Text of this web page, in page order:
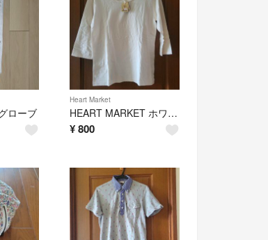
ローブ
Heart Market
HEART MARKET ホワイト Tシャツ タグ付き Mサイズ
¥800